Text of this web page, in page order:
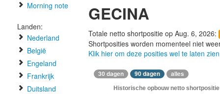
Morning note
Landen:
Nederland
België
Engeland
Frankrijk
Duitsland
GECINA
Totale netto shortpositie op Aug. 6, 2026:
Shortposities worden momenteel niet
Klik hier om deze posities wel te laten zien
30 dagen 90 dagen alles
Historische opbouw netto